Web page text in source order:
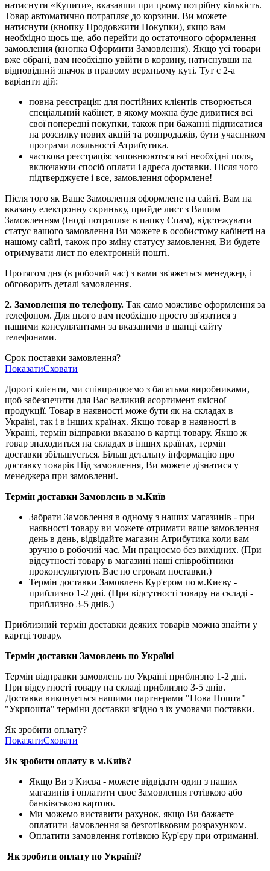
натиснути «Купити», вказавши при цьому потрібну кількість.
Товар автоматично потрапляє до корзини. Ви можете
натиснути (кнопку Продовжити Покупки), якщо вам
необхідно щось ще, або перейти до остаточного оформлення
замовлення (кнопка Оформити Замовлення). Якщо усі товари
вже обрані, вам необхідно увійти в корзину, натиснувши на
відповідний значок в правому верхньому куті. Тут є 2-а
варіанти дій:
повна реєстрація: для постійних клієнтів створюється
спеціальний кабінет, в якому можна буде дивитися всі
свої попередні покупки, також при бажанні підписатися
на розсилку нових акцій та розпродажів, бути учасником
програми лояльності Атрибутика.
часткова реєстрація: заповнюються всі необхідні поля,
включаючи спосіб оплати і адреса доставки. Після чого
підтверджуєте і все, замовлення оформлене!
Після того як Ваше Замовлення оформлене на сайті. Вам на
вказану електронну скриньку, прийде лист з Вашим
Замовленням (Іноді потрапляє в папку Спам), відстежувати
статус вашого замовлення Ви можете в особистому кабінеті на
нашому сайті, також про зміну статусу замовлення, Ви будете
отримувати лист по електронній пошті.
Протягом дня (в робочий час) з вами зв'яжеться менеджер, і
обговорить деталі замовлення.
2. Замовлення по телефону. Так само можливе оформлення за
телефоном. Для цього вам необхідно просто зв'язатися з
нашими консультантами за вказаними в шапці сайту
телефонами.
Срок поставки замовлення?
ПоказатиСховати
Дорогі клієнти, ми співпрацюємо з багатьма виробниками,
щоб забезпечити для Вас великий асортимент якісної
продукції. Товар в наявності може бути як на складах в
Україні, так і в інших країнах. Якщо товар в наявності в
Україні, термін відправки вказано в картці товару. Якщо ж
товар знаходиться на складах в інших країнах, термін
доставки збільшується. Більш детальну інформацію про
доставку товарів Під замовлення, Ви можете дізнатися у
менеджера при замовленні.
Термін доставки Замовлень в м.Київ
Забрати Замовлення в одному з наших магазинів - при
наявності товару ви можете отримати ваше замовлення
день в день, відвідайте магазин Атрибутика коли вам
зручно в робочий час. Ми працюємо без вихідних. (При
відсутності товару в магазині наші співробітники
проконсультують Вас по строкам поставки.)
Термін доставки Замовлень Кур'єром по м.Києву -
приблизно 1-2 дні. (При відсутності товару на складі -
приблизно 3-5 днів.)
Приблизний термін доставки деяких товарів можна знайти у
картці товару.
Термін доставки Замовлень по Україні
Термін відправки замовлень по Україні приблизно 1-2 дні.
При відсутності товару на складі приблизно 3-5 днів.
Доставка виконується нашими партнерами "Нова Пошта"
"Укрпошта" терміни доставки згідно з їх умовами поставки.
Як зробити оплату?
ПоказатиСховати
Як зробити оплату в м.Київ?
Якщо Ви з Києва - можете відвідати один з наших
магазинів і оплатити своє Замовлення готівкою або
банківською картою.
Ми можемо виставити рахунок, якщо Ви бажаєте
оплатити Замовлення за безготівковим розрахунком.
Оплатити замовлення готівкою Кур'єру при отриманні.
Як зробити оплату по Україні?